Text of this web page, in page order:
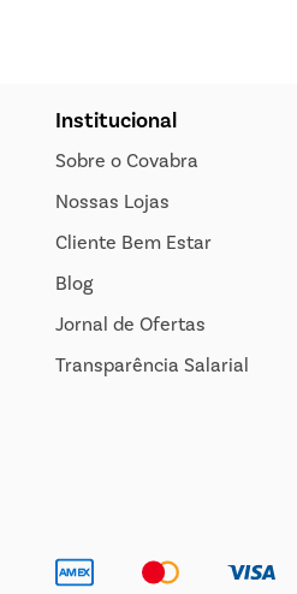
Institucional
Sobre o Covabra
Nossas Lojas
Cliente Bem Estar
Blog
Jornal de Ofertas
Transparência Salarial